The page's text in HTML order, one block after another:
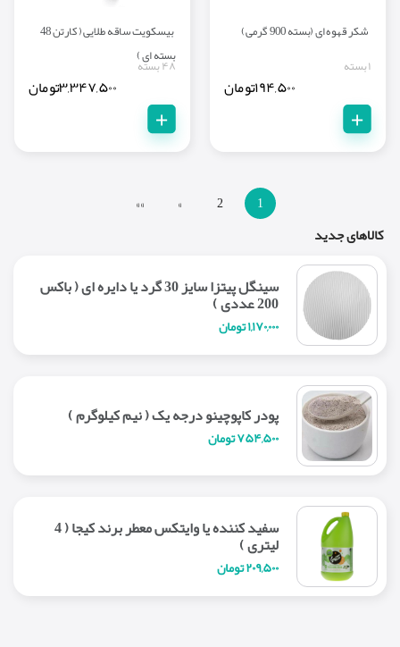
شکر قهوه ای (بسته 900 گرمی)
۱ بسته
۱۹۴,۵۰۰تومان
+
بیسکویت ساقه طلایی ( کارتن 48
بسته ای )
۴۸ بسته
۳,۳۴۷,۵۰۰تومان
+
1
2
»
»»
کالاهای جدید
سینگل پیتزا سایز 30 گرد یا دایره ای ( باکس
200 عددی )
۱,۱۷۰,۰۰۰ تومان
پودر کاپوچینو درجه یک ( نیم کیلوگرم )
۷۵۴,۵۰۰ تومان
سفید کننده یا وایتکس معطر برند کیجا ( 4
لیتری )
۲۰۹,۵۰۰ تومان